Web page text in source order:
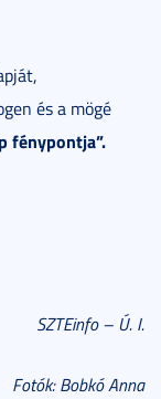
és a mögé
fénypontja”.
SZTEinfo – Ú. I.
Fotók: Bobkó Anna